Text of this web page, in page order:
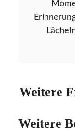
Weitere
Weitere